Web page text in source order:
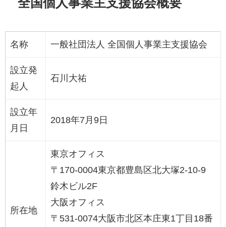
名称 一般社団法人 全国個人事業主支援協会
設立発
起人
石川大祐
設立年
月日
2018年7月9日
所在地
東京オフィス
〒170-0004東京都豊島区北大塚2-10-9
鈴木ビル2F
大阪オフィス
〒531-0074大阪市北区本庄東1丁目18番